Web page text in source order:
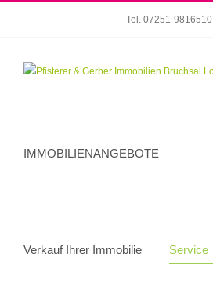
Tel. 07251-9816510
IMMOBILIENANGEBOTE
Verkauf Ihrer Immobilie Service